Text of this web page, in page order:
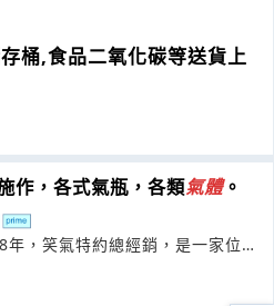
桶,食品二氧化碳等送貨上
作，各式氣瓶，各類氣體。
，笑氣特約總經銷，是一家位於